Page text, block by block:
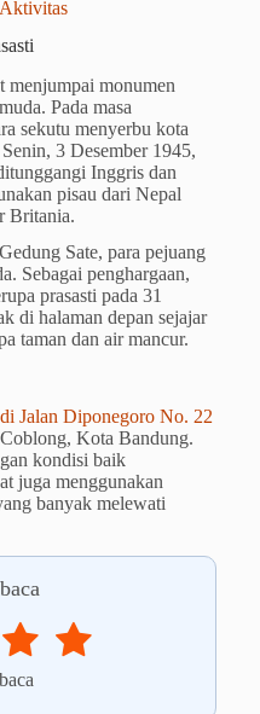
menjumpai monumen
Pada masa
sekutu menyerbu kota
3 Desember 1945,
Inggris dan
pisau dari Nepal
Britania.
Sate, para pejuang
Sebagai penghargaan,
prasasti pada 31
di halaman depan sejajar
taman dan air mancur.
Jalan Diponegoro No. 22
Kota Bandung.
kondisi baik
juga menggunakan
banyak melewati